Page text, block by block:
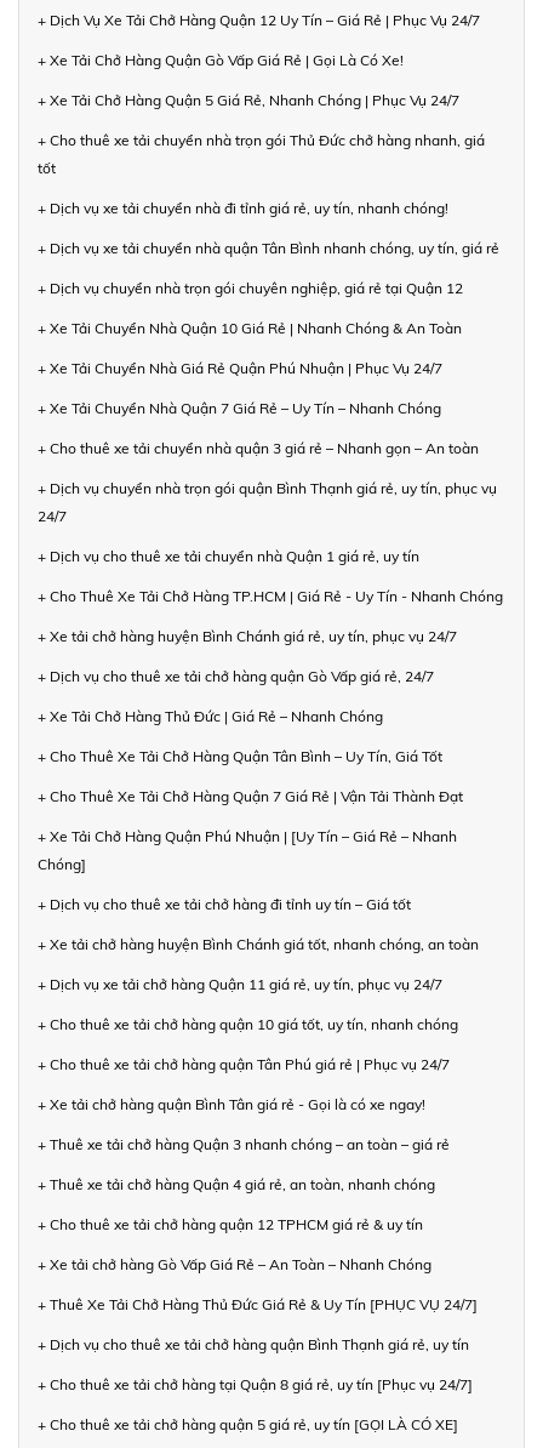
+ Dịch Vụ Xe Tải Chở Hàng Quận 12 Uy Tín – Giá Rẻ | Phục Vụ 24/7
+ Xe Tải Chở Hàng Quận Gò Vấp Giá Rẻ | Gọi Là Có Xe!
+ Xe Tải Chở Hàng Quận 5 Giá Rẻ, Nhanh Chóng | Phục Vụ 24/7
+ Cho thuê xe tải chuyển nhà trọn gói Thủ Đức chở hàng nhanh, giá
tốt
+ Dịch vụ xe tải chuyển nhà đi tỉnh giá rẻ, uy tín, nhanh chóng!
+ Dịch vụ xe tải chuyển nhà quận Tân Bình nhanh chóng, uy tín, giá rẻ
+ Dịch vụ chuyển nhà trọn gói chuyên nghiệp, giá rẻ tại Quận 12
+ Xe Tải Chuyển Nhà Quận 10 Giá Rẻ | Nhanh Chóng & An Toàn
+ Xe Tải Chuyển Nhà Giá Rẻ Quận Phú Nhuận | Phục Vụ 24/7
+ Xe Tải Chuyển Nhà Quận 7 Giá Rẻ – Uy Tín – Nhanh Chóng
+ Cho thuê xe tải chuyển nhà quận 3 giá rẻ – Nhanh gọn – An toàn
+ Dịch vụ chuyển nhà trọn gói quận Bình Thạnh giá rẻ, uy tín, phục vụ
24/7
+ Dịch vụ cho thuê xe tải chuyển nhà Quận 1 giá rẻ, uy tín
+ Cho Thuê Xe Tải Chở Hàng TP.HCM | Giá Rẻ - Uy Tín - Nhanh Chóng
+ Xe tải chở hàng huyện Bình Chánh giá rẻ, uy tín, phục vụ 24/7
+ Dịch vụ cho thuê xe tải chở hàng quận Gò Vấp giá rẻ, 24/7
+ Xe Tải Chở Hàng Thủ Đức | Giá Rẻ – Nhanh Chóng
+ Cho Thuê Xe Tải Chở Hàng Quận Tân Bình – Uy Tín, Giá Tốt
+ Cho Thuê Xe Tải Chở Hàng Quận 7 Giá Rẻ | Vận Tải Thành Đạt
+ Xe Tải Chở Hàng Quận Phú Nhuận | [Uy Tín – Giá Rẻ – Nhanh
Chóng]
+ Dịch vụ cho thuê xe tải chở hàng đi tỉnh uy tín – Giá tốt
+ Xe tải chở hàng huyện Bình Chánh giá tốt, nhanh chóng, an toàn
+ Dịch vụ xe tải chở hàng Quận 11 giá rẻ, uy tín, phục vụ 24/7
+ Cho thuê xe tải chở hàng quận 10 giá tốt, uy tín, nhanh chóng
+ Cho thuê xe tải chở hàng quận Tân Phú giá rẻ | Phục vụ 24/7
+ Xe tải chở hàng quận Bình Tân giá rẻ - Gọi là có xe ngay!
+ Thuê xe tải chở hàng Quận 3 nhanh chóng – an toàn – giá rẻ
+ Thuê xe tải chở hàng Quận 4 giá rẻ, an toàn, nhanh chóng
+ Cho thuê xe tải chở hàng quận 12 TPHCM giá rẻ & uy tín
+ Xe tải chở hàng Gò Vấp Giá Rẻ – An Toàn – Nhanh Chóng
+ Thuê Xe Tải Chở Hàng Thủ Đức Giá Rẻ & Uy Tín [PHỤC VỤ 24/7]
+ Dịch vụ cho thuê xe tải chở hàng quận Bình Thạnh giá rẻ, uy tín
+ Cho thuê xe tải chở hàng tại Quận 8 giá rẻ, uy tín [Phục vụ 24/7]
+ Cho thuê xe tải chở hàng quận 5 giá rẻ, uy tín [GỌI LÀ CÓ XE]